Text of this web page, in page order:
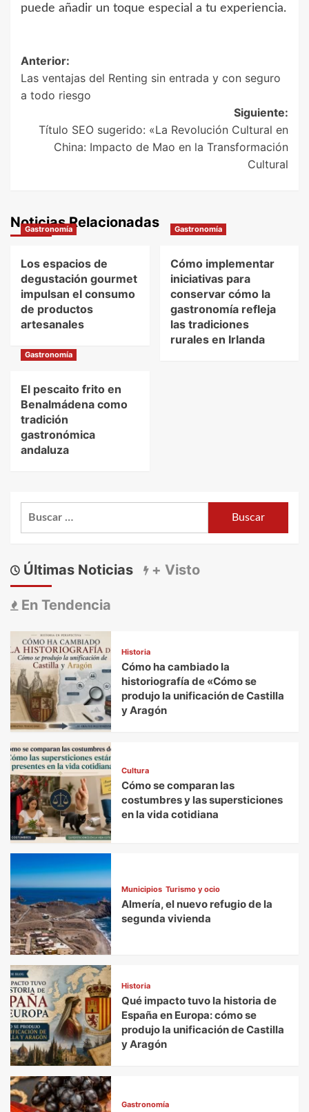
puede añadir un toque especial a tu experiencia.
Navegación
de
entradas
Anterior:
Las ventajas del Renting sin entrada y con seguro
a todo riesgo
Siguiente:
Título SEO sugerido: «La Revolución Cultural en
China: Impacto de Mao en la Transformación
Cultural
Noticias Relacionadas
Gastronomía
Los espacios de
degustación gourmet
impulsan el consumo
de productos
artesanales
Gastronomía
Cómo implementar
iniciativas para
conservar cómo la
gastronomía refleja
las tradiciones
rurales en Irlanda
Gastronomía
El pescaito frito en
Benalmádena como
tradición
gastronómica
andaluza
Últimas Noticias + Visto
En Tendencia
Historia
Cómo ha cambiado la
historiografía de «Cómo se
produjo la unificación de Castilla
y Aragón
Cultura
Cómo se comparan las
costumbres y las supersticiones
en la vida cotidiana
Municipios Turismo y ocio
Almería, el nuevo refugio de la
segunda vivienda
Historia
Qué impacto tuvo la historia de
España en Europa: cómo se
produjo la unificación de Castilla
y Aragón
Gastronomía